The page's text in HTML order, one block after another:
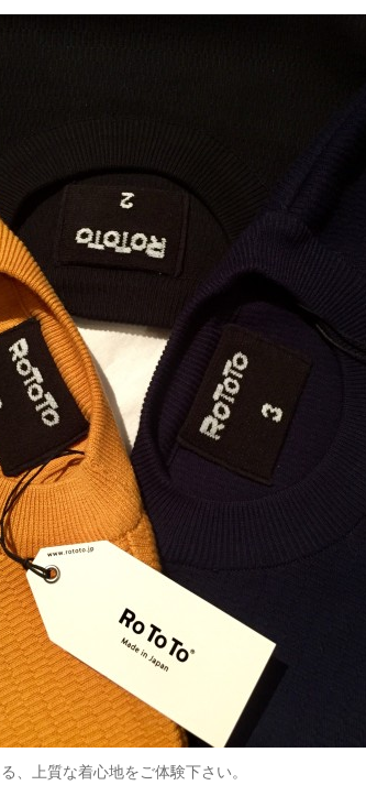
、上質な着心地をご体験下さい。